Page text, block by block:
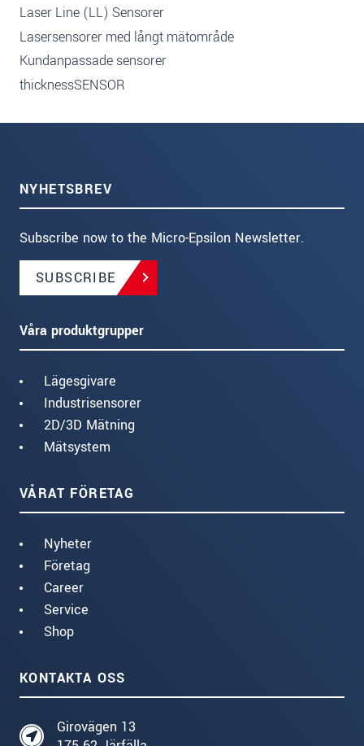
Laser Line (LL) Sensorer
Lasersensorer med långt mätområde
Kundanpassade sensorer
thicknessSENSOR
NYHETSBREV
Subscribe now to the Micro-Epsilon Newsletter.
SUBSCRIBE
Våra produktgrupper
Lägesgivare
Industrisensorer
2D/3D Mätning
Mätsystem
VÅRAT FÖRETAG
Nyheter
Företag
Career
Service
Shop
KONTAKTA OSS
Girovägen 13